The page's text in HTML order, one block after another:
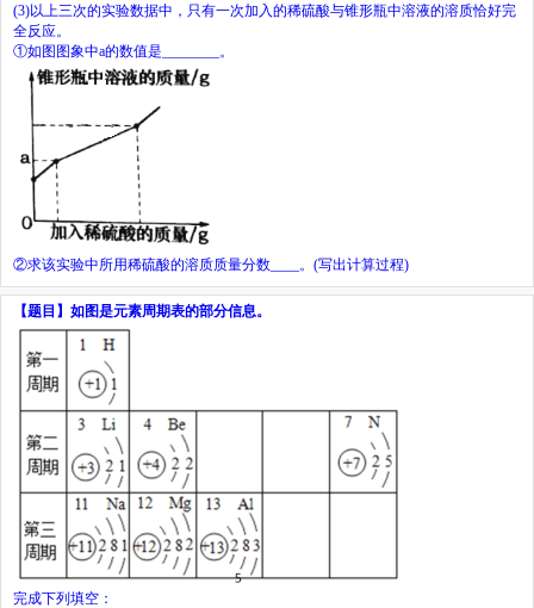
(3)以上三次的实验数据中，只有一次加入的稀硫酸与锥形瓶中溶液的溶质恰好完
全反应。
①如图图象中a的数值是 。
②求该实验中所用稀硫酸的溶质质量分数 。 (写出计算过程)
【题目】 如图是元素周期表的部分信息。
完成下列填空：